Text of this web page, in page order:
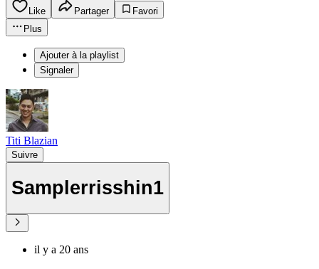
Like Partager
Favori
Plus
Ajouter à la playlist
Signaler
Titi Blazian
Suivre
Samplerrisshin1
il y a 20 ans